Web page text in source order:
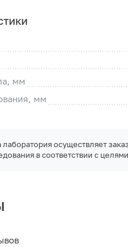
мм
мм
осуществляет
в соответствии с